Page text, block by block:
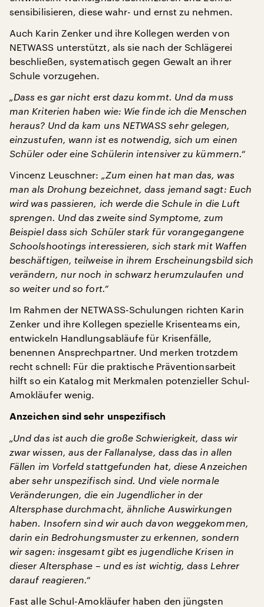
sensibilisieren, diese wahr- und ernst zu nehmen.
Auch Karin Zenker und ihre Kollegen werden von
NETWASS unterstützt, als sie nach der Schlägerei
beschließen, systematisch gegen Gewalt an ihrer
Schule vorzugehen.
„Dass es gar nicht erst dazu kommt. Und da muss
man Kriterien haben wie: Wie finde ich die Menschen
heraus? Und da kam uns NETWASS sehr gelegen,
einzustufen, wann ist es notwendig, sich um einen
Schüler oder eine Schülerin intensiver zu kümmern.“
Vincenz Leuschner: „Zum einen hat man das, was
man als Drohung bezeichnet, dass jemand sagt: Euch
wird was passieren, ich werde die Schule in die Luft
sprengen. Und das zweite sind Symptome, zum
Beispiel dass sich Schüler stark für vorangegangene
Schoolshootings interessieren, sich stark mit Waffen
beschäftigen, teilweise in ihrem Erscheinungsbild sich
verändern, nur noch in schwarz herumzulaufen und
so weiter und so fort.“
Im Rahmen der NETWASS-Schulungen richten Karin
Zenker und ihre Kollegen spezielle Krisenteams ein,
entwickeln Handlungsabläufe für Krisenfälle,
benennen Ansprechpartner. Und merken trotzdem
recht schnell: Für die praktische Präventionsarbeit
hilft so ein Katalog mit Merkmalen potenzieller Schul-
Amokläufer wenig.
Anzeichen sind sehr unspezifisch
„Und das ist auch die große Schwierigkeit, dass wir
zwar wissen, aus der Fallanalyse, dass das in allen
Fällen im Vorfeld stattgefunden hat, diese Anzeichen
aber sehr unspezifisch sind. Und viele normale
Veränderungen, die ein Jugendlicher in der
Altersphase durchmacht, ähnliche Auswirkungen
haben. Insofern sind wir auch davon weggekommen,
darin ein Bedrohungsmuster zu erkennen, sondern
wir sagen: insgesamt gibt es jugendliche Krisen in
dieser Altersphase – und es ist wichtig, dass Lehrer
darauf reagieren.“
Fast alle Schul-Amokläufer haben den jüngsten